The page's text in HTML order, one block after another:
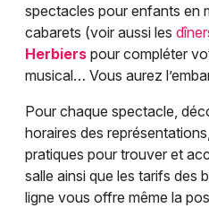
spectacles pour enfants en
cabarets (voir aussi les
Herbiers pour compléter
musical… Vous aurez
Pour chaque spectacle,
horaires des
pratiques pour trouver et
salle ainsi que les tarifs des
ligne vous offre même la